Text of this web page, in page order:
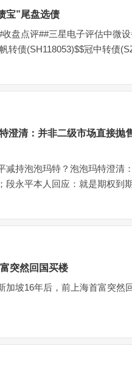
宝”尾盘选债
盘点评##三星电子评估中微
转债(SH118053)$$冠中转债
澄清：并非二级市场直接抛
减持泡泡玛特？泡泡玛特澄清
段永平本人回应：就是期权到
突然回国买楼
加坡16年后，前上海首富突然